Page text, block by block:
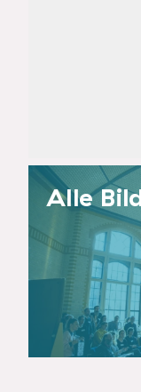
Alle